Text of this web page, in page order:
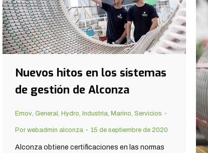
Nuevos hitos en los sistemas
de gestión de Alconza
Emov General Hydro Industria Marino Servicios
Por webadmin alconza 15 de septiembre de 2020
Alconza obtiene certificaciones en las normas